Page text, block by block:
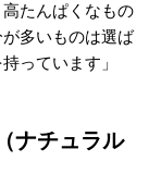
たんぱくなもの
多いものは選ば
っています」
ナチュラル